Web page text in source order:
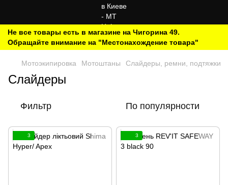
Не все товары есть в магазине на Чигорина 49.
Обращайте внимание на "Местонахождение товара"
Мотоэкипировка Мотоштаны Слайдеры, ремни, подтяжки
Слайдеры
Фильтр По популярности
3 3